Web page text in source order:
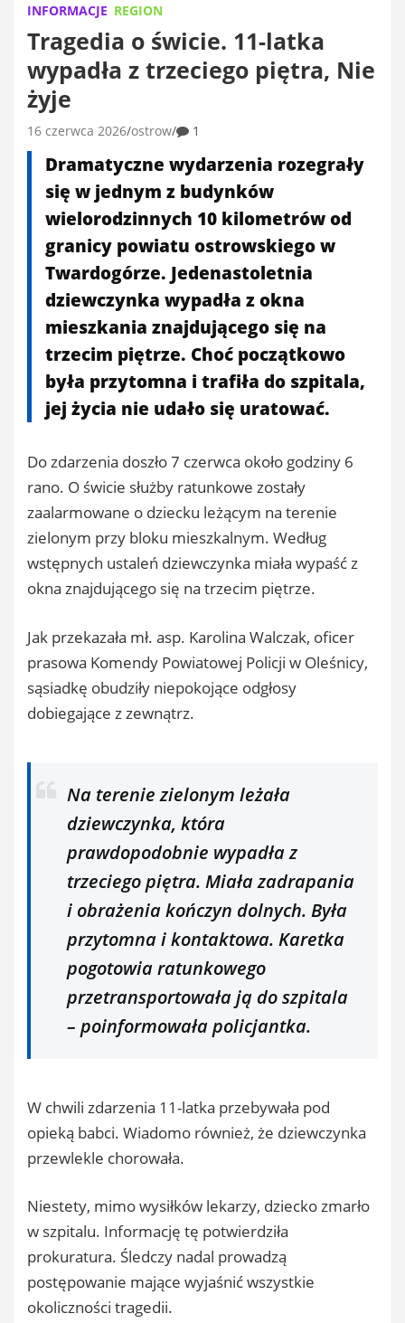
INFORMACJE REGION
Tragedia o świcie. 11-latka
wypadła z trzeciego piętra, Nie
żyje
16 czerwca 2026 ostrow 1
Dramatyczne wydarzenia rozegrały
się w jednym z budynków
wielorodzinnych 10 kilometrów od
granicy powiatu ostrowskiego w
Twardogórze. Jedenastoletnia
dziewczynka wypadła z okna
mieszkania znajdującego się na
trzecim piętrze. Choć początkowo
była przytomna i trafiła do szpitala,
jej życia nie udało się uratować.
Do zdarzenia doszło 7 czerwca około godziny 6
rano. O świcie służby ratunkowe zostały
zaalarmowane o dziecku leżącym na terenie
zielonym przy bloku mieszkalnym. Według
wstępnych ustaleń dziewczynka miała wypaść z
okna znajdującego się na trzecim piętrze.
Jak przekazała mł. asp. Karolina Walczak, oficer
prasowa Komendy Powiatowej Policji w Oleśnicy,
sąsiadkę obudziły niepokojące odgłosy
dobiegające z zewnątrz.
Na terenie zielonym leżała
dziewczynka, która
prawdopodobnie wypadła z
trzeciego piętra. Miała zadrapania
i obrażenia kończyn dolnych. Była
przytomna i kontaktowa. Karetka
pogotowia ratunkowego
przetransportowała ją do szpitala
– poinformowała policjantka.
W chwili zdarzenia 11-latka przebywała pod
opieką babci. Wiadomo również, że dziewczynka
przewlekle chorowała.
Niestety, mimo wysiłków lekarzy, dziecko zmarło
w szpitalu. Informację tę potwierdziła
prokuratura. Śledczy nadal prowadzą
postępowanie mające wyjaśnić wszystkie
okoliczności tragedii.